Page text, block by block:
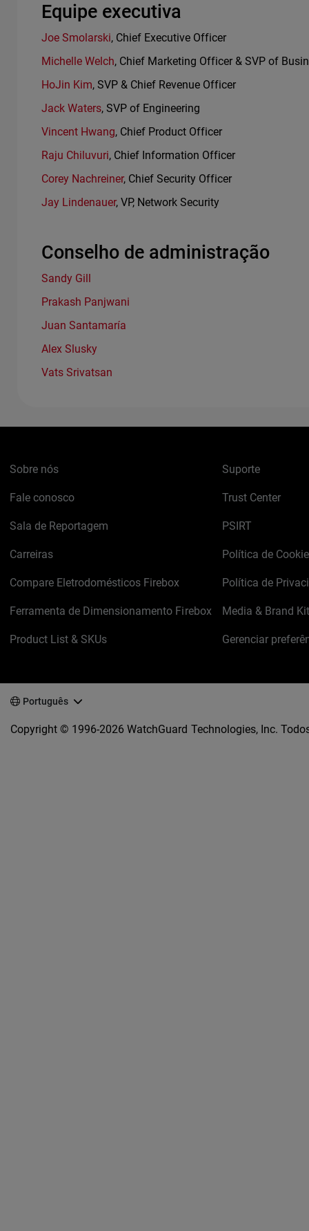
Equipe executiva
Joe Smolarski, Chief Executive Officer
Michelle Welch, Chief Marketing Officer & SVP of
HoJin Kim, SVP & Chief Revenue Officer
Jack Waters, SVP of Engineering
Vincent Hwang, Chief Product Officer
Raju Chiluvuri, Chief Information Officer
Corey Nachreiner, Chief Security Officer
Jay Lindenauer, VP, Network Security
Conselho de administração
Sandy Gill
Prakash Panjwani
Juan Santamaría
Alex Slusky
Vats Srivatsan
Sobre nós
Fale conosco
Sala de Reportagem
Carreiras
Compare Eletrodomésticos Firebox
Ferramenta de Dimensionamento Firebox
Product List & SKUs
Suporte
Trust Center
PSIRT
Política de
Política de
Media & Brand Kit
Gerenciar
Português
Copyright © 1996-2026 WatchGuard Technologies, Inc.